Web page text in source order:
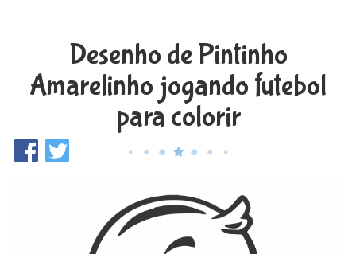
Desenho de Pintinho
Amarelinho jogando futebol
para colorir